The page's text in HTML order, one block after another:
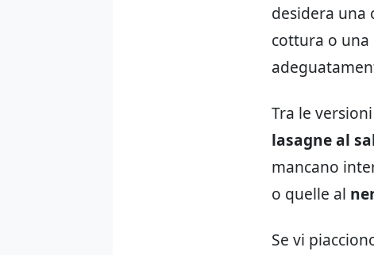
desidera una
cottura o
Tra le
lasagne al
mancano
o quelle al
Se vi